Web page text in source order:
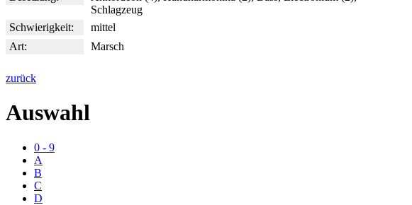
Schlagzeug
Schwierigkeit:
mittel
Art:
Marsch
zurück
Auswahl
0 - 9
A
B
C
D